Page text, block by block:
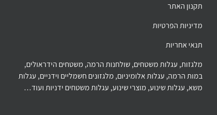
תקנון האתר
מדיניות הפרטיות
תנאי אחריות
מלגזות, עגלות משטחים, שולחנות הרמה, משטחים הידראולים,
במות הרמה, עגלות אלומיניום, מלגזונים חשמליים וידניים, עגלות
משא, עגלות שינוע, מוצרי שינוע, עגלות משטחים ידניות ועוד…